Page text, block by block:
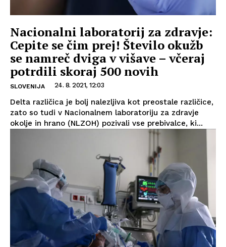
Nacionalni laboratorij za zdravje:
Cepite se čim prej! Število okužb
se namreč dviga v višave – včeraj
potrdili skoraj 500 novih
SLOVENIJA 24. 8. 2021, 12:03
Delta različica je bolj nalezljiva kot preostale različice,
zato so tudi v Nacionalnem laboratoriju za zdravje
okolje in hrano (NLZOH) pozivali vse prebivalce, ki...